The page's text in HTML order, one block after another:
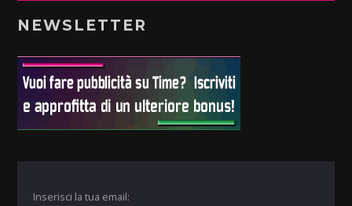
NEWSLETTER
Inserisci la tua email: